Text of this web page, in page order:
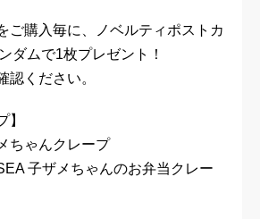
ご購入毎に、ノベルティポストカ
ダムで1枚プレゼント！
認ください。
】
ちゃんクレープ
子ザメちゃんのお弁当クレー